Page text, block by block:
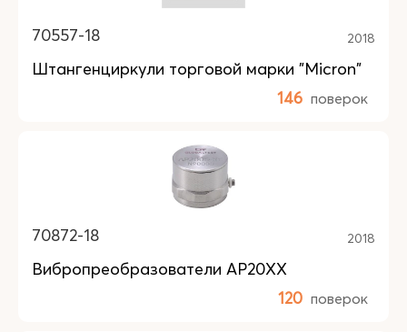
70557-18 2018
Штангенциркули торговой марки "Micron"
146 поверок
70872-18 2018
Вибропреобразователи АР20ХХ
120 поверок